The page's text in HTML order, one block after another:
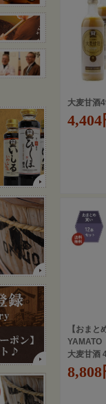
大麦甘酒
4,404
【おまと
YAMATO
大麦甘酒
8,808